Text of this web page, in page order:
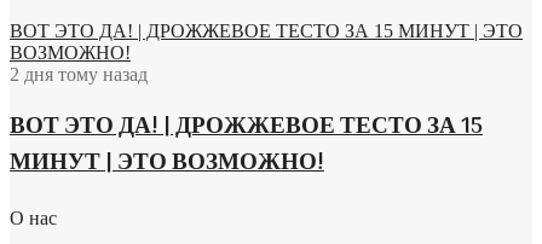
ВОТ ЭТО ДА! | ДРОЖЖЕВОЕ ТЕСТО ЗА 15 МИНУТ | ЭТО
ВОЗМОЖНО!
2 дня тому назад
ВОТ ЭТО ДА! | ДРОЖЖЕВОЕ ТЕСТО ЗА 15
МИНУТ | ЭТО ВОЗМОЖНО!
О нас